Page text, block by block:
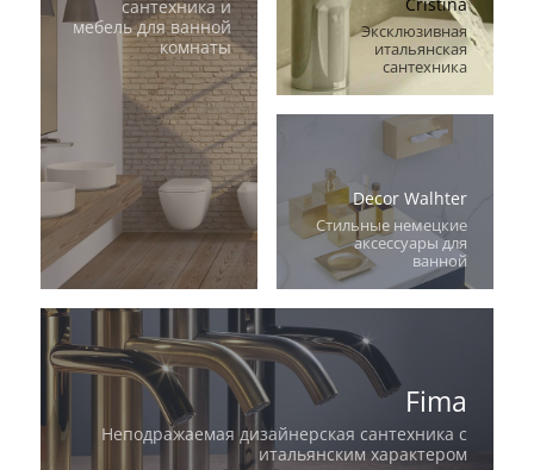
сантехника и
мебель для ванной
комнаты
Эксклюзивная
итальянская
сантехника
Decor Walhter
Стильные немецкие
аксессуары для
ванной
Fima
Неподражаемая дизайнерская сантехника с
итальянским характером